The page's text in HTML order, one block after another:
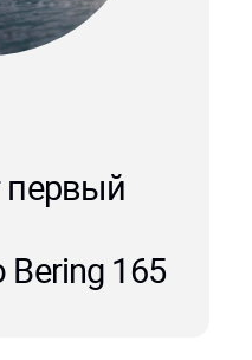
первый
165